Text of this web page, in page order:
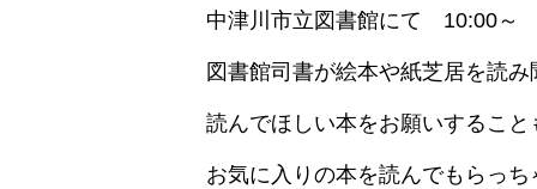
中津川市立図書館にて 10:00～
図書館司書が絵本や紙芝居を読
読んでほしい本をお願いするこ
お気に入りの本を読んでもらっち